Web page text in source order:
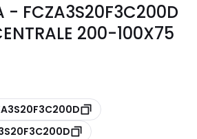
- FCZA3S20F3C200D
200-100X75